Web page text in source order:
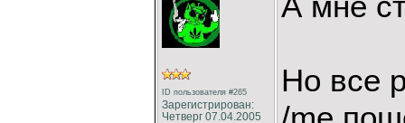
ID пользователя #265
Зарегистрирован:
Четверг 07.04.2005
Но все